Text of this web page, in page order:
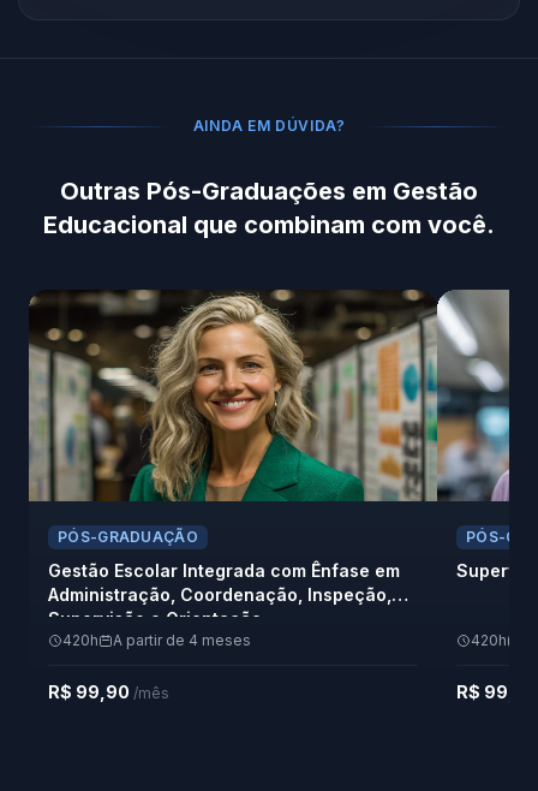
AINDA EM DÚVIDA?
Outras Pós-Graduações em Gestão
Educacional que combinam com você.
PÓS-GRADUAÇÃO
Gestão Escolar Integrada com Ênfase em
Administração, Coordenação, Inspeção,
Supervisão e Orientação
420h A partir de 4 meses
R$ 99,90 /mês
PÓS-
420h
R$